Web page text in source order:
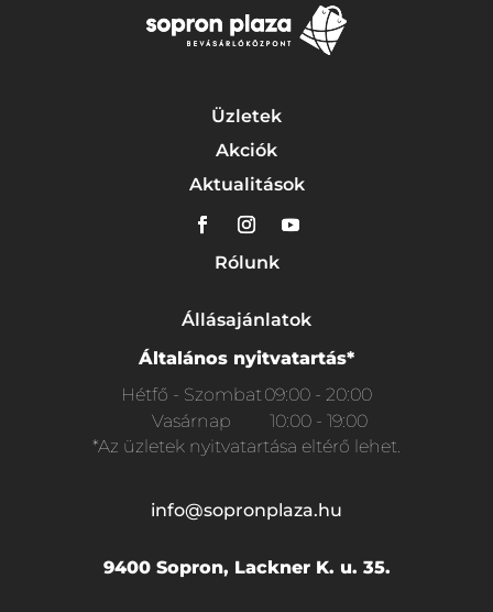
Üzletek
Akciók
Aktualitások
Rólunk
Állásajánlatok
Általános nyitvatartás*
Hétfő - Szombat09:00 - 20:00
Vasárnap
10:00 - 19:00
*Az üzletek nyitvatartása eltérő lehet.
info@sopronplaza.hu
9400 Sopron, Lackner K. u. 35.